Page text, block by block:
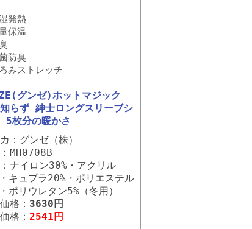
発熱
保温
防臭
みストレッチ
グンゼ)ホットマジック
らず 紳士ロングスリーブシ
5枚分の暖かさ
：グンゼ（株）
MH0708B
ナイロン30%・アクリル
キュプラ20%・ポリエステル
ポリウレタン5%（冬用）
格： 3630円
格： 2541円